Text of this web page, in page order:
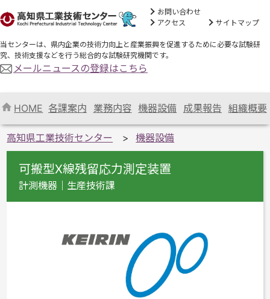
お問い合わせ
アクセス
サイトマップ
当センターは、県内企業の技術力向上と産業振興を促進するために必要な試験研
究、技術支援などを行う総合的な試験研究機関です。
メールニュースの登録はこちら
HOME 各課案内 業務内容 機器設備 成果報告 組織概要
高知県工業技術センター 機器設備
可搬型X線残留応力測定装置
計測機器｜生産技術課